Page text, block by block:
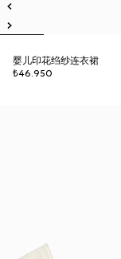
婴儿印花绉纱连衣裙
₺46.950